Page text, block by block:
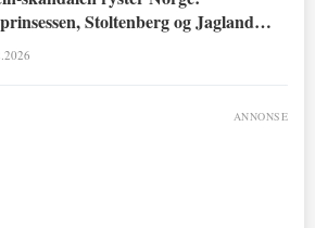
Stoltenberg og Jagland
ANNONSE